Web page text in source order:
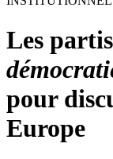
Les
pour
Europe